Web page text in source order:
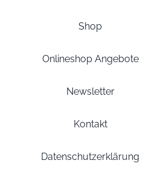
Shop
Onlineshop Angebote
Newsletter
Kontakt
Datenschutzerklärung